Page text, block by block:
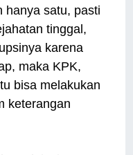
hanya satu, pasti
tinggal,
karena
maka KPK,
bisa melakukan
keterangan